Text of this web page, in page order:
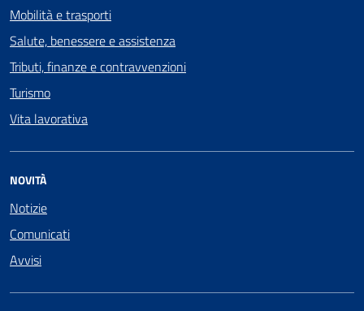
Mobilità e trasporti
Salute, benessere e assistenza
Tributi, finanze e contravvenzioni
Turismo
Vita lavorativa
NOVITÀ
Notizie
Comunicati
Avvisi